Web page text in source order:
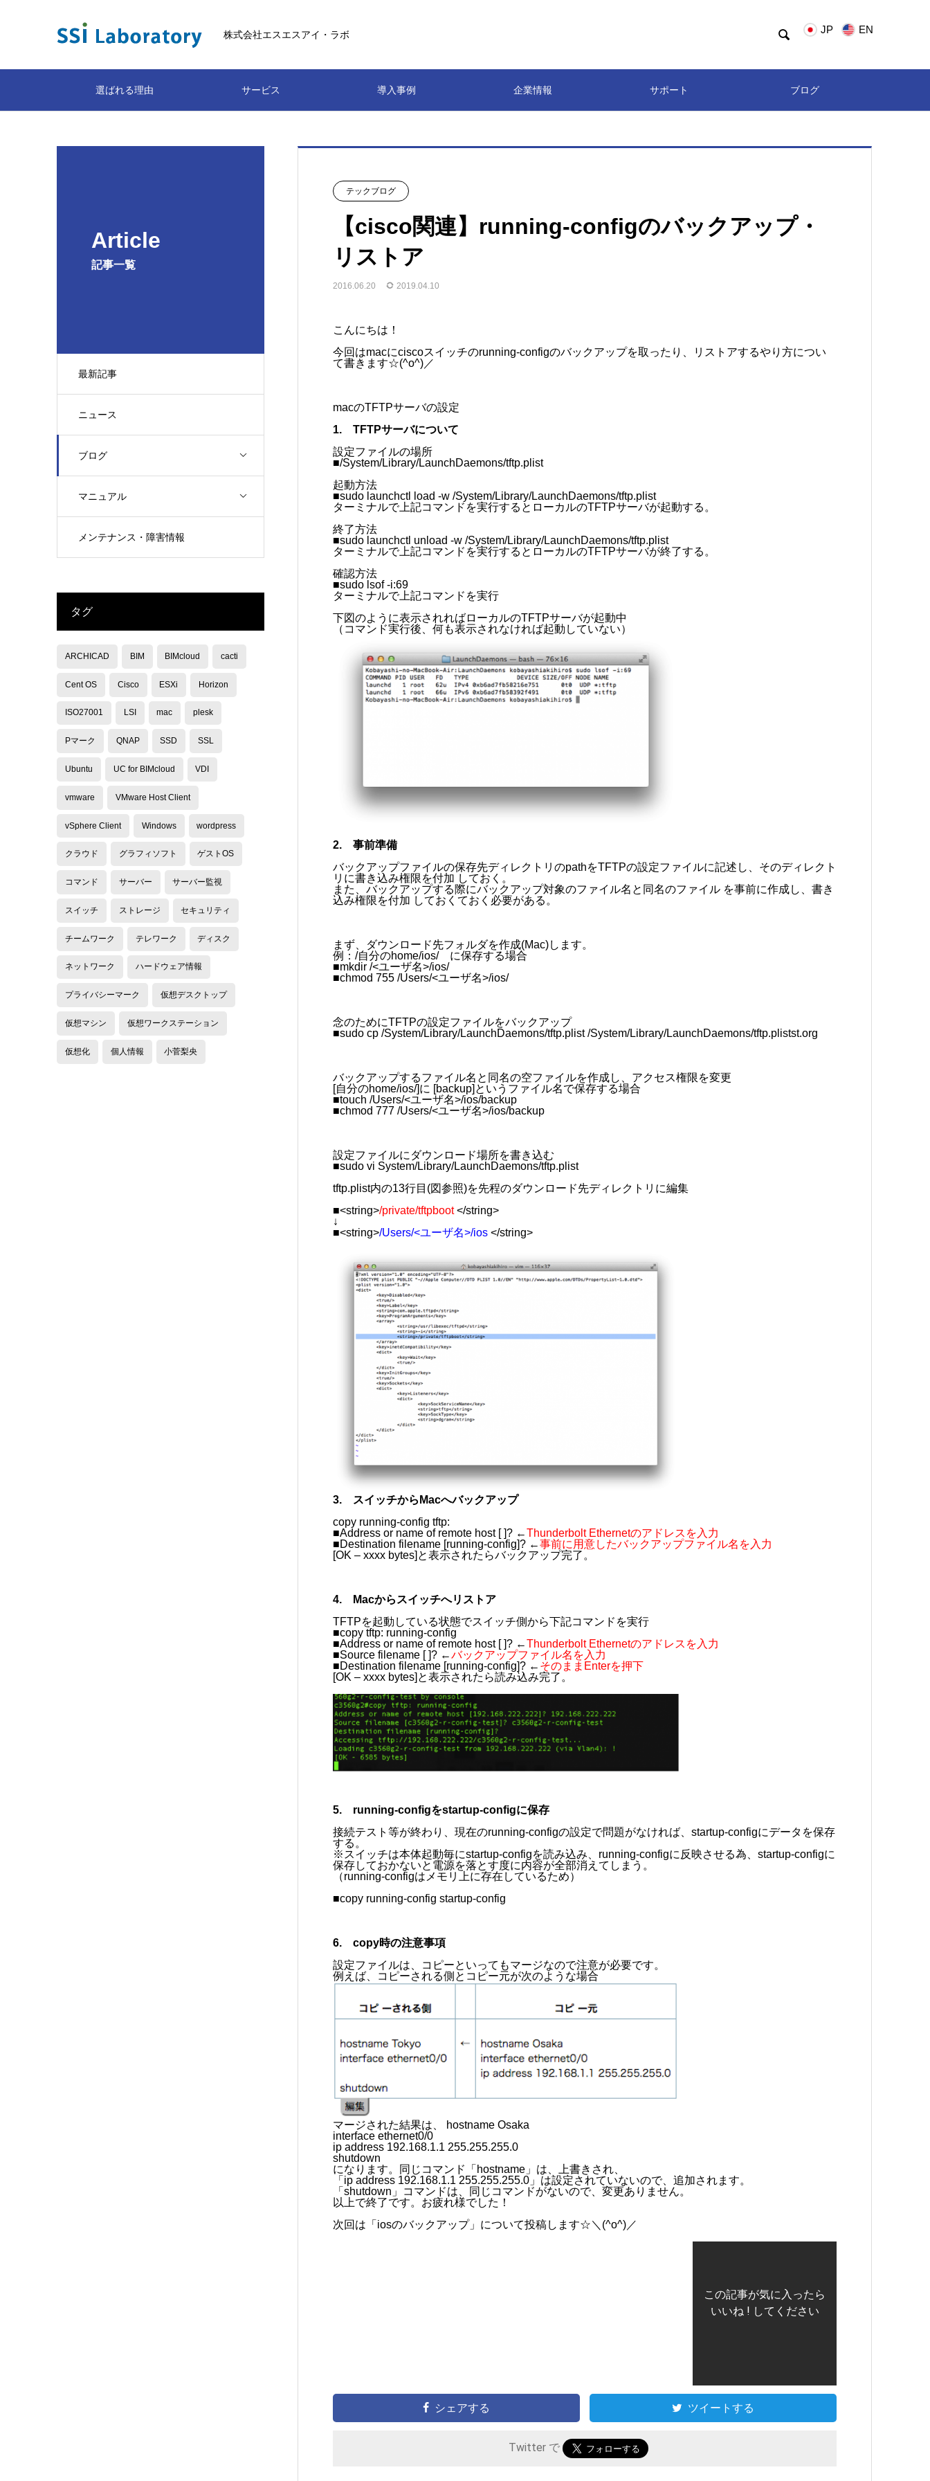
株式会社エスエスアイ・ラボ  JP EN
選ばれる理由 サービス 導入事例 企業情報 サポート ブログ
Article
記事一覧
最新記事
ニュース
ブログ
マニュアル
メンテナンス・障害情報
テックブログ
【cisco関連】running-configのバックアップ・
リストア
2016.06.20 2019.04.10
こんにちは！
今回はmacにciscoスイッチのrunning-configのバックアップを取ったり、リストアするやり方につい
て書きます☆(^o^)／
macのTFTPサーバの設定
1. TFTPサーバについて
設定ファイルの場所
■/System/Library/LaunchDaemons/tftp.plist
起動方法
■sudo launchctl load -w /System/Library/LaunchDaemons/tftp.plist
ターミナルで上記コマンドを実行するとローカルのTFTPサーバが起動する。
終了方法
■sudo launchctl unload -w /System/Library/LaunchDaemons/tftp.plist
ターミナルで上記コマンドを実行するとローカルのTFTPサーバが終了する。
確認方法
■sudo lsof -i:69
ターミナルで上記コマンドを実行
下図のように表示されればローカルのTFTPサーバが起動中
（コマンド実行後、何も表示されなければ起動していない）
2. 事前準備
バックアップファイルの保存先ディレクトリのpathをTFTPの設定ファイルに記述し、そのディレクト
リに書き込み権限を付加 しておく。
また、バックアップする際にバックアップ対象のファイル名と同名のファイル を事前に作成し、書き
込み権限を付加 しておくておく必要がある。
まず、ダウンロード先フォルダを作成(Mac)します。
例：/自分のhome/ios/ に保存する場合
■mkdir /<ユーザ名>/ios/
■chmod 755 /Users/<ユーザ名>/ios/
念のためにTFTPの設定ファイルをバックアップ
■sudo cp /System/Library/LaunchDaemons/tftp.plist /System/Library/LaunchDaemons/tftp.plistst.org
バックアップするファイル名と同名の空ファイルを作成し、アクセス権限を変更
[自分のhome/ios/]に [backup]というファイル名で保存する場合
■touch /Users/<ユーザ名>/ios/backup
■chmod 777 /Users/<ユーザ名>/ios/backup
設定ファイルにダウンロード場所を書き込む
■sudo vi System/Library/LaunchDaemons/tftp.plist
tftp.plist内の13行目(図参照)を先程のダウンロード先ディレクトリに編集
■<string>/private/tftpboot</string>
↓
■<string>/Users/<ユーザ名>/ios </string>
3. スイッチからMacへバックアップ
copy running-config tftp:
■Address or name of remote host [ ]? ←Thunderbolt Ethernetのアドレスを入力
■Destination filename [running-config]? ←事前に用意したバックアップファイル名を入力
[OK – xxxx bytes]と表示されたらバックアップ完了。
4. Macからスイッチへリストア
TFTPを起動している状態でスイッチ側から下記コマンドを実行
■copy tftp: running-config
■Address or name of remote host [ ]? ←Thunderbolt Ethernetのアドレスを入力
■Source filename [ ]? ←バックアップファイル名を入力
■Destination filename [running-config]? ← そのままEnterを押下
[OK – xxxx bytes]と表示されたら読み込み完了。
5. running-configをstartup-configに保存
接続テスト等が終わり、現在のrunning-configの設定で問題がなければ、startup-configにデータを保存
する。
※スイッチは本体起動毎にstartup-configを読み込み、running-configに反映させる為、startup-configに
保存しておかないと電源を落とす度に内容が全部消えてしまう。
（running-configはメモリ上に存在しているため）
■copy running-config startup-config
6. copy時の注意事項
設定ファイルは、コピーといってもマージなので注意が必要です。
例えば、コピーされる側とコピー元が次のような場合
マージされた結果は、 hostname Osaka
interface ethernet0/0
ip address 192.168.1.1 255.255.255.0
shutdown
になります。同じコマンド「hostname」は、上書きされ、
「ip address 192.168.1.1 255.255.255.0」は設定されていないので、追加されます。
「shutdown」コマンドは、同じコマンドがないので、変更ありません。
以上で終了です。お疲れ様でした！
次回は「iosのバックアップ」について投稿します☆＼(^o^)／
この記事が気に入ったら
いいね ! してください
シェアする ツイートする
Twitter で
タグ
ARCHICAD BIM BIMcloud cacti
Cent OS Cisco ESXi Horizon
ISO27001 LSI mac plesk
Pマーク QNAP SSD SSL
Ubuntu UC for BIMcloud VDI
vmware VMware Host Client
vSphere Client Windows wordpress
クラウド グラフィソフト ゲストOS
コマンド サーバー サーバー監視
スイッチ ストレージ セキュリティ
チームワーク テレワーク ディスク
ネットワーク ハードウェア情報
プライバシーマーク 仮想デスクトップ
仮想マシン 仮想ワークステーション
仮想化 個人情報 小菅梨央